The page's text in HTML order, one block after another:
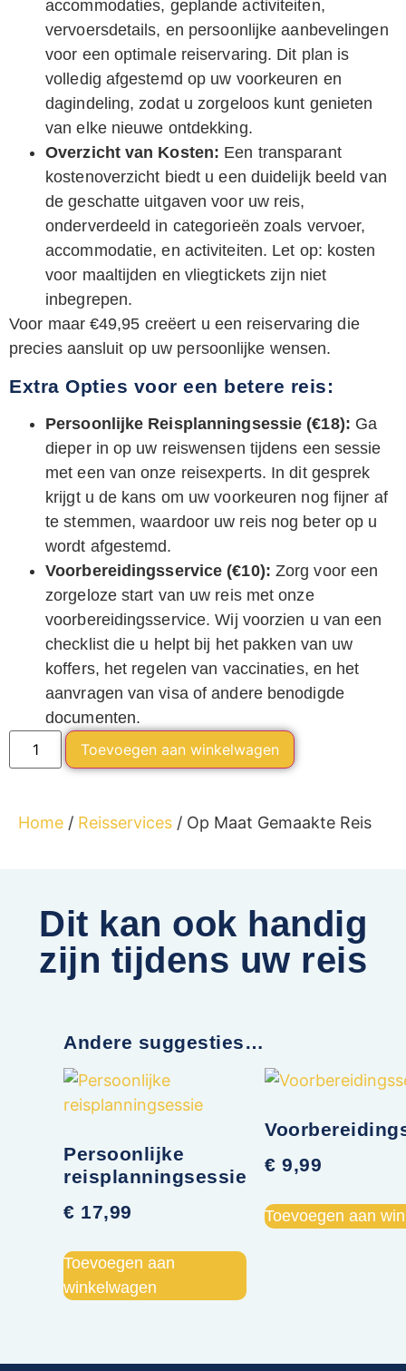
accommodaties, geplande activiteiten,
vervoersdetails, en persoonlijke aanbevelingen
voor een optimale reiservaring. Dit plan is
volledig afgestemd op uw voorkeuren en
dagindeling, zodat u zorgeloos kunt genieten
van elke nieuwe ontdekking.
Overzicht van Kosten: Een transparant
kostenoverzicht biedt u een duidelijk beeld van
de geschatte uitgaven voor uw reis,
onderverdeeld in categorieën zoals vervoer,
accommodatie, en activiteiten. Let op: kosten
voor maaltijden en vliegtickets zijn niet
inbegrepen.
Voor maar €49,95 creëert u een reiservaring die
precies aansluit op uw persoonlijke wensen.
Extra Opties voor een betere reis:
Persoonlijke Reisplanningsessie (€18): Ga
dieper in op uw reiswensen tijdens een sessie
met een van onze reisexperts. In dit gesprek
krijgt u de kans om uw voorkeuren nog fijner af
te stemmen, waardoor uw reis nog beter op u
wordt afgestemd.
Voorbereidingsservice (€10): Zorg voor een
zorgeloze start van uw reis met onze
voorbereidingsservice. Wij voorzien u van een
checklist die u helpt bij het pakken van uw
koffers, het regelen van vaccinaties, en het
aanvragen van visa of andere benodigde
documenten.
Toevoegen aan winkelwagen
Home / Reisservices / Op Maat Gemaakte Reis
Dit kan ook handig
zijn tijdens uw reis
Andere suggesties…
Persoonlijke
reisplanningsessie
€ 17,99
Toevoegen aan
winkelwagen
€ 9,99
Toevoegen aan